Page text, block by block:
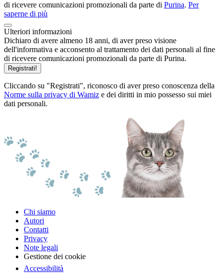
di ricevere comunicazioni promozionali da parte di Purina. Per
saperne di più
Ulteriori informazioni
Dichiaro di avere almeno 18 anni, di aver preso visione
dell'informativa e acconsento al trattamento dei dati personali al fine
di ricevere comunicazioni promozionali da parte di Purina.
Registrati!
Cliccando su "Registrati", riconosco di aver preso conoscenza della
Norme sulla privacy di Wamiz e dei diritti in mio possesso sui miei
dati personali.
Chi siamo
Autori
Contatti
Privacy
Note legali
Gestione dei cookie
Accessibilità